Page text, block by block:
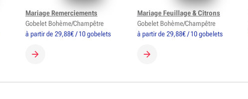
à partir de 29,88€ / 10 gobelets
CRÉER MON GOBELET
Mariage Remerciements
Gobelet Bohème/Champêtre
à partir de 29,88€ / 10 gobelets
CRÉER MON GOBELET
Mariage Feuillage & Citrons
Gobelet Bohème/Champêtre